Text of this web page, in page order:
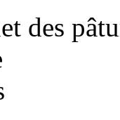
des